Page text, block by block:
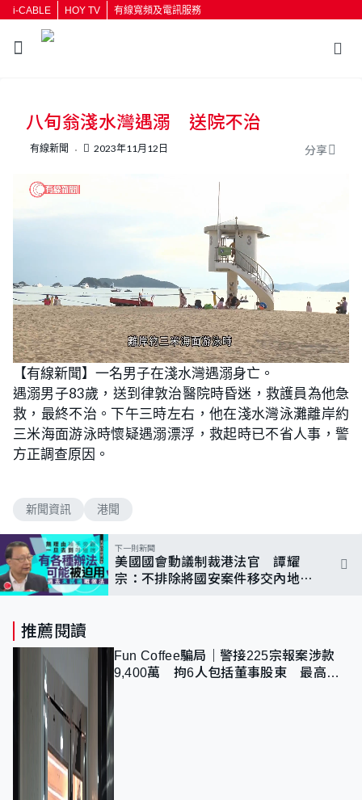
i-CABLE HOY TV 有線寬頻及電訊服務
按輸入鍵開始搜尋
八旬翁淺水灣遇溺 送院不治
有線新聞 2023年11月12日 分享
U
n
m
u
t
e
L
o
a
d
e
d
:
8
5
.
【有線新聞】一名男子在淺水灣遇溺身亡。
遇溺男子83歲，送到律敦治醫院時昏迷，救護員為他急
救，最終不治。下午三時左右，他在淺水灣泳灘離岸約
三米海面游泳時懷疑遇溺漂浮，救起時已不省人事，警
方正調查原因。
新聞資訊 港聞
下一則新聞
美國國會動議制裁港法官 譚耀
宗：不排除將國安案件移交內地審
推薦閱讀
Fun Coffee騙局｜警接225宗報案涉款
9,400萬 拘6人包括董事股東 最高金